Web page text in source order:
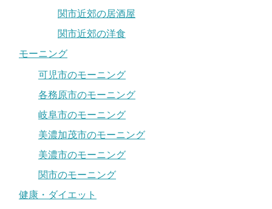
関市近郊の居酒屋
関市近郊の洋食
モーニング
可児市のモーニング
各務原市のモーニング
岐阜市のモーニング
美濃加茂市のモーニング
美濃市のモーニング
関市のモーニング
健康・ダイエット